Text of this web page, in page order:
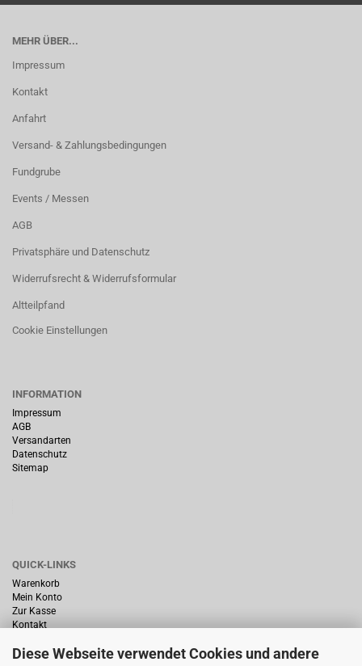
Diese Webseite verwendet Cookies und andere
MEHR ÜBER...
Impressum
Kontakt
Anfahrt
Versand- & Zahlungsbedingungen
Fundgrube
Events / Messen
AGB
Privatsphäre und Datenschutz
Widerrufsrecht & Widerrufsformular
Altteilpfand
Cookie Einstellungen
INFORMATION
Impressum
AGB
Versandarten
Datenschutz
Sitemap
QUICK-LINKS
Warenkorb
Mein Konto
Zur Kasse
Kontakt